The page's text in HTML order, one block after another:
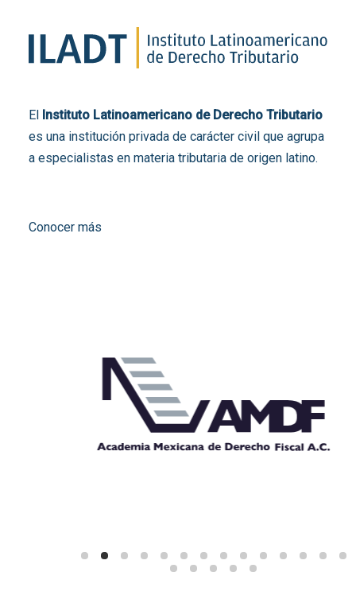
El
Instituto Latinoamericano de Derecho Tributario
es una institución privada de carácter civil que agrupa
a especialistas en materia tributaria de origen latino.
Conocer más